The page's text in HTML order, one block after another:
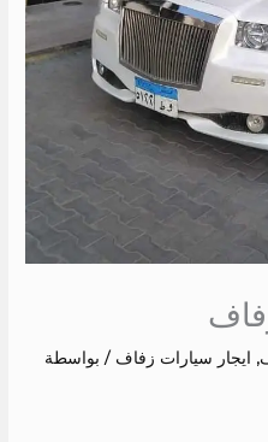
, ايجار سيارات زفاف / بواسطة